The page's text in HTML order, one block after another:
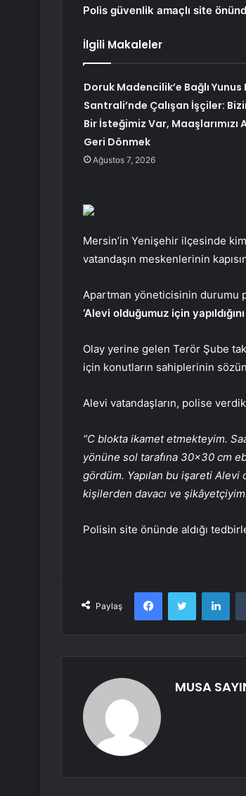
Polis güvenlik amaçlı site
İlgili Makaleler
Doruk Madencilik’e Bağlı Yunus
Santrali’nde Çalışan İşçiler:
Bir İsteğimiz Var, Maaşlarımızı
Geri Dönmek
Ağustos 7, 2026
Mersin’in Yenişehir ilçesinde
vatandaşın meskenlerinin
Apartman yöneticisinin durumu
‘Alevi olduğumuz için
Olay yerine gelen Terör Şube
için konutların sahiplerinin
Alevi vatandaşların, polise
“C blokta ikamet etmekteyim.
yönüne sol tarafına 30×30 cm
gördüm. Yapılan bu işareti Alevi
kişilerden davacı ve
Polisin site önünde aldığı
Paylaş
FacebookTwitter
MUSA